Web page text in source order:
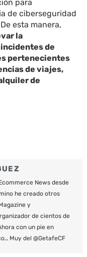
para
de ciberseguridad
esta manera,
la
de
pertenecientes
de viajes,
de
News desde
he creado otros
y
de cientos de
con un pie en
Muy del @GetafeCF